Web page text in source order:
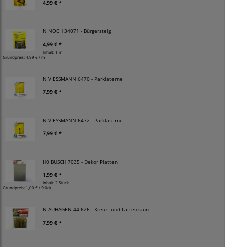
4,99 € *
N NOCH 34071 - Bürgersteig
4,99 € *
Inhalt: 1 m
Grundpreis:4,99 € / m
N VIESSMANN 6470 - Parklaterne
7,99 € *
N VIESSMANN 6472 - Parklaterne
7,99 € *
H0 BUSCH 7035 - Dekor Platten
1,99 € *
Inhalt: 2 Stück
Grundpreis: 1,00 € / Stück
N AUHAGEN 44 626 - Kreuz- und Lattenzaun
7,99 € *